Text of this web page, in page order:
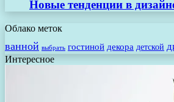
Новые тенденции в
Облако меток
ванной выбрать гостиной декора детской
Интересное